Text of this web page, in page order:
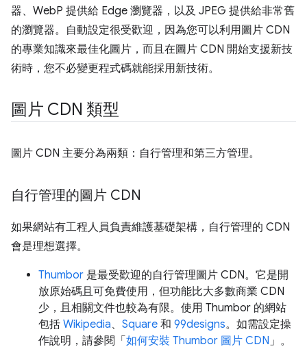
器、WebP 提供給 Edge 瀏覽器，以及 JPEG 提供給非常舊
的瀏覽器。自動設定很受歡迎，因為您可以利用圖片 CDN
的專業知識來最佳化圖片，而且在圖片 CDN 開始支援新技
術時，您不必變更程式碼就能採用新技術。
圖片 CDN 類型
圖片 CDN 主要分為兩類：自行管理和第三方管理。
自行管理的圖片 CDN
如果網站有工程人員負責維護基礎架構，自行管理的 CDN
會是理想選擇。
Thumbor 是最受歡迎的自行管理圖片 CDN。它是開
放原始碼且可免費使用，但功能比大多數商業 CDN
少，且相關文件也較為有限。使用 Thumbor 的網站
包括 Wikipedia、 Square 和 99designs。如需設定操
作說明，請參閱「 如何安裝 Thumbor 圖片 CDN」。